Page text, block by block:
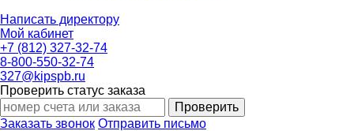
Написать директору
Мой кабинет
+7 (812) 327-32-74
8-800-550-32-74
327@kipspb.ru
Проверить статус заказа
Проверить
Заказать звонок Отправить письмо